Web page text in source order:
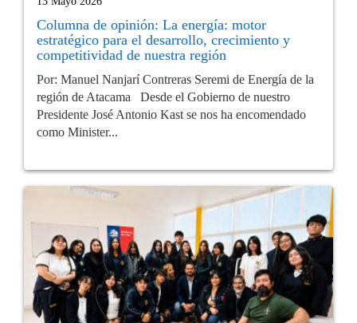
Columna de opinión: La energía: motor
estratégico para el desarrollo, crecimiento y
competitividad de nuestra región
Por: Manuel Nanjarí Contreras Seremi de Energía de la
región de Atacama Desde el Gobierno de nuestro
Presidente José Antonio Kast se nos ha encomendado
como Minister...